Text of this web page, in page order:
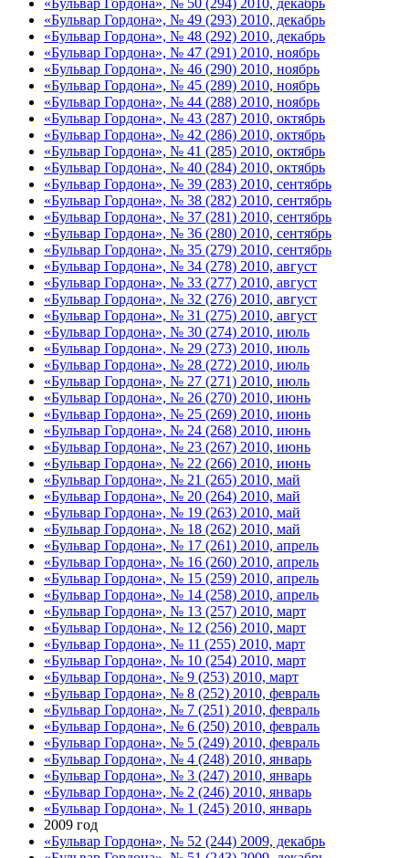
«Бульвар Гордона», № 49 (293) 2010, декабрь
«Бульвар Гордона», № 48 (292) 2010, декабрь
«Бульвар Гордона», № 47 (291) 2010, ноябрь
«Бульвар Гордона», № 46 (290) 2010, ноябрь
«Бульвар Гордона», № 45 (289) 2010, ноябрь
«Бульвар Гордона», № 44 (288) 2010, ноябрь
«Бульвар Гордона», № 43 (287) 2010, октябрь
«Бульвар Гордона», № 42 (286) 2010, октябрь
«Бульвар Гордона», № 41 (285) 2010, октябрь
«Бульвар Гордона», № 40 (284) 2010, октябрь
«Бульвар Гордона», № 39 (283) 2010, сентябрь
«Бульвар Гордона», № 38 (282) 2010, сентябрь
«Бульвар Гордона», № 37 (281) 2010, сентябрь
«Бульвар Гордона», № 36 (280) 2010, сентябрь
«Бульвар Гордона», № 35 (279) 2010, сентябрь
«Бульвар Гордона», № 34 (278) 2010, август
«Бульвар Гордона», № 33 (277) 2010, август
«Бульвар Гордона», № 32 (276) 2010, август
«Бульвар Гордона», № 31 (275) 2010, август
«Бульвар Гордона», № 30 (274) 2010, июль
«Бульвар Гордона», № 29 (273) 2010, июль
«Бульвар Гордона», № 28 (272) 2010, июль
«Бульвар Гордона», № 27 (271) 2010, июль
«Бульвар Гордона», № 26 (270) 2010, июнь
«Бульвар Гордона», № 25 (269) 2010, июнь
«Бульвар Гордона», № 24 (268) 2010, июнь
«Бульвар Гордона», № 23 (267) 2010, июнь
«Бульвар Гордона», № 22 (266) 2010, июнь
«Бульвар Гордона», № 21 (265) 2010, май
«Бульвар Гордона», № 20 (264) 2010, май
«Бульвар Гордона», № 19 (263) 2010, май
«Бульвар Гордона», № 18 (262) 2010, май
«Бульвар Гордона», № 17 (261) 2010, апрель
«Бульвар Гордона», № 16 (260) 2010, апрель
«Бульвар Гордона», № 15 (259) 2010, апрель
«Бульвар Гордона», № 14 (258) 2010, апрель
«Бульвар Гордона», № 13 (257) 2010, март
«Бульвар Гордона», № 12 (256) 2010, март
«Бульвар Гордона», № 11 (255) 2010, март
«Бульвар Гордона», № 10 (254) 2010, март
«Бульвар Гордона», № 9 (253) 2010, март
«Бульвар Гордона», № 8 (252) 2010, февраль
«Бульвар Гордона», № 7 (251) 2010, февраль
«Бульвар Гордона», № 6 (250) 2010, февраль
«Бульвар Гордона», № 5 (249) 2010, февраль
«Бульвар Гордона», № 4 (248) 2010, январь
«Бульвар Гордона», № 3 (247) 2010, январь
«Бульвар Гордона», № 2 (246) 2010, январь
«Бульвар Гордона», № 1 (245) 2010, январь
2009 год
«Бульвар Гордона», № 52 (244) 2009, декабрь